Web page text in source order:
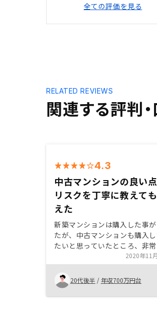
全ての評価を見る
関連する評判
RELATED REVIEWS
4.3
中古マンションの良い点
リスクを丁寧に教えて
えた
新築マンションは購入した事が
たが、中古マンションも購入
たいと思っていたところ、非
寧に中古の良い点やリスクを
頂き安心して取引出来た。
2020年11
20代後半 / 年収700万円台